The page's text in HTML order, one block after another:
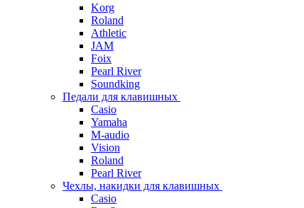
Korg
Roland
Athletic
JAM
Foix
Pearl River
Soundking
Педали для клавишных
Casio
Yamaha
M-audio
Vision
Roland
Pearl River
Чехлы, накидки для клавишных
Casio